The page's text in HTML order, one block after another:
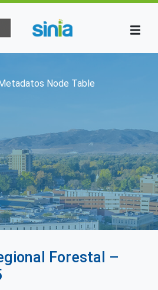
de ayuda a la
Node Table
Forestal –